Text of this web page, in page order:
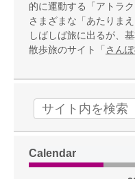
的に運動する「アトラ
さまざまな「あたりま
しばしば旅に出るが、
散歩旅のサイト「 さん
Calendar